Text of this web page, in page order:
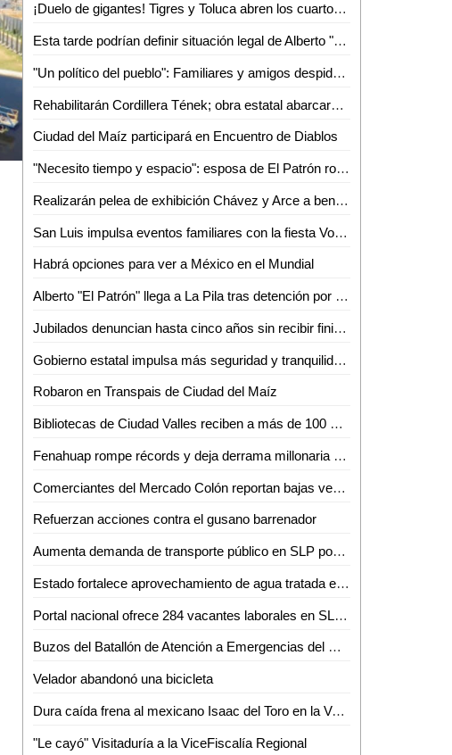
¡Duelo de gigantes! Tigres y Toluca abren los cuartos con alta tensión
Esta tarde podrían definir situación legal de Alberto "N", "El Patrón", por violencia familiar
"Un político del pueblo": Familiares y amigos despiden a Juan José Ortiz Azuara con toque de silencio
Rehabilitarán Cordillera Tének; obra estatal abarcará 30 kilómetros
Ciudad del Maíz participará en Encuentro de Diablos
"Necesito tiempo y espacio": esposa de El Patrón rompe el silencio tras su detención por presunta violencia
Realizarán pelea de exhibición Chávez y Arce a beneficio en Puebla
San Luis impulsa eventos familiares con la fiesta Volks Girls
Habrá opciones para ver a México en el Mundial
Alberto "El Patrón" llega a La Pila tras detención por presuntas agresiones
Jubilados denuncian hasta cinco años sin recibir finiquitos en SLP
Gobierno estatal impulsa más seguridad y tranquilidad para las y los potosinos
Robaron en Transpais de Ciudad del Maíz
Bibliotecas de Ciudad Valles reciben a más de 100 niños en sus talleres de primavera
Fenahuap rompe récords y deja derrama millonaria en Ciudad Valles: David Medina
Comerciantes del Mercado Colón reportan bajas ventas
Refuerzan acciones contra el gusano barrenador
Aumenta demanda de transporte público en SLP por Semana Santa y Pascua
Estado fortalece aprovechamiento de agua tratada en Villa de Reyes
Portal nacional ofrece 284 vacantes laborales en SLP, la mayoría en la capital
Buzos del Batallón de Atención a Emergencias del Ejército Mexicano rescatan a un minero en el municipio de El Rosario, Sin.
Velador abandonó una bicicleta
Dura caída frena al mexicano Isaac del Toro en la Vuelta al País Vasco
"Le cayó" Visitaduría a la ViceFiscalía Regional